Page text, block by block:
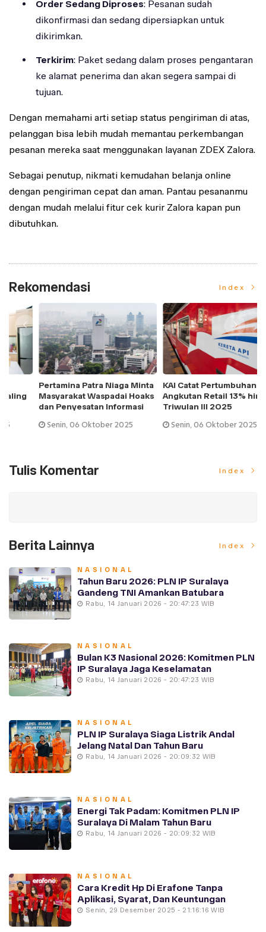
Order Sedang Diproses: Pesanan sudah
dikonfirmasi dan sedang dipersiapkan untuk
dikirimkan.
Terkirim: Paket sedang dalam proses pengantaran
ke alamat penerima dan akan segera sampai di
tujuan.
Dengan memahami arti setiap status pengiriman di atas,
pelanggan bisa lebih mudah memantau perkembangan
pesanan mereka saat menggunakan layanan ZDEX Zalora.
Sebagai penutup, nikmati kemudahan belanja online
dengan pengiriman cepat dan aman. Pantau pesananmu
dengan mudah melalui fitur cek kurir Zalora kapan pun
dibutuhkan.
Rekomendasi Index
Pertamina Patra Niaga Minta
Masyarakat Waspadai Hoaks
dan Penyesatan Informasi
Senin, 06 Oktober 2025
KAI Catat Pertumbuhan
Angkutan Retail 13% hingga
Triwulan III 2O25
Senin, 06 Oktober 2025
Tulis Komentar Index
Berita Lainnya Index
NASIONAL
Tahun Baru 2026: PLN IP Suralaya
Gandeng TNI Amankan Batubara
Rabu, 14 Januari 2026 - 20:47:23 WIB
NASIONAL
Bulan K3 Nasional 2026: Komitmen PLN
IP Suralaya Jaga Keselamatan
Rabu, 14 Januari 2026 - 20:47:23 WIB
NASIONAL
PLN IP Suralaya Siaga Listrik Andal
Jelang Natal Dan Tahun Baru
Rabu, 14 Januari 2026 - 20:09:32 WIB
NASIONAL
Energi Tak Padam: Komitmen PLN IP
Suralaya Di Malam Tahun Baru
Rabu, 14 Januari 2026 - 20:09:32 WIB
NASIONAL
Cara Kredit Hp Di Erafone Tanpa
Aplikasi, Syarat, Dan Keuntungan
Senin, 29 Desember 2025 - 21:16:16 WIB